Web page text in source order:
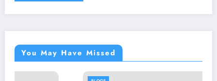
You May Have Missed